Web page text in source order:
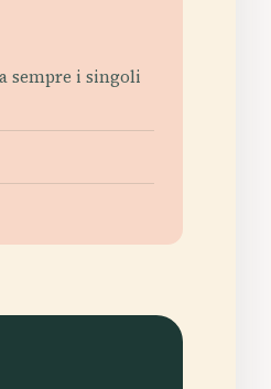
sempre i singoli